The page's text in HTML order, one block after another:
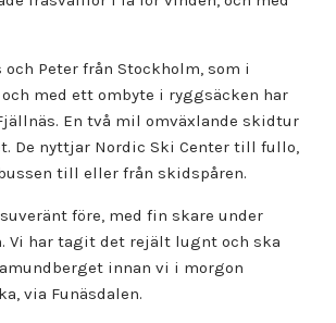
och Peter från Stockholm, som i
med ett ombyte i ryggsäcken har
En två mil omväxlande skidtur
De nyttjar Nordic Ski Center till fullo,
till eller från skidspåren.
före, med fin skare under
Vi har tagit det rejält lugnt och ska
innan vi i morgon
via Funäsdalen.